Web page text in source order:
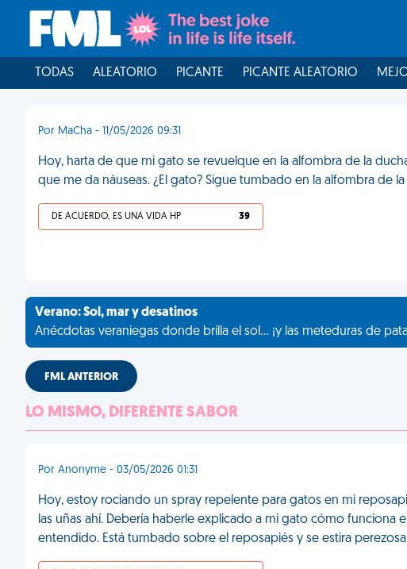
TODAS ALEATORIO PICANTE PICANTE ALEATORIO
Por MaCha - 11/05/2026 09:31
Hoy, harta de que mi gato se revuelque en la alfombra de la
que me da náuseas. ¿El gato? Sigue tumbado en la alfombra de la
DE ACUERDO, ES UNA VIDA HP 39
Verano: Sol, mar y desatinos
Anécdotas veraniegas donde brilla el sol... ¡y las meteduras de
FML ANTERIOR
LO MISMO, DIFERENTE SABOR
Por Anonyme - 03/05/2026 01:31
Hoy, estoy rociando un spray repelente para gatos en mi
las uñas ahí. Debería haberle explicado a mi gato cómo
entendido. Está tumbado sobre el reposapiés y se estira